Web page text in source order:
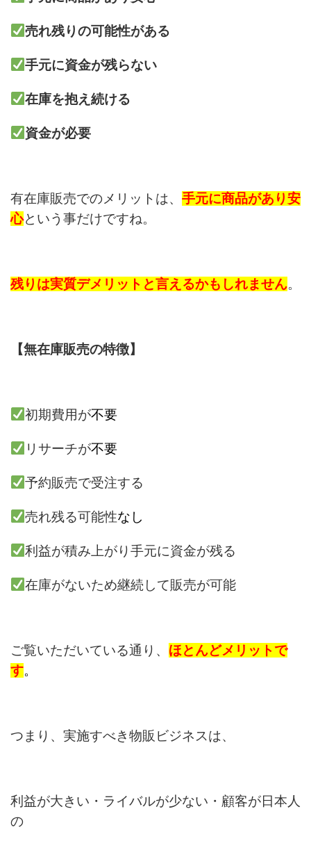
売れ残りの可能性がある
手元に資金が残らない
在庫を抱え続ける
資金が必要
有在庫販売でのメリットは、 手元に商品があり安
心という事だけですね。
残りは実質デメリットと言えるかもしれません。
【無在庫販売の特徴】
初期費用が不要
リサーチが不要
予約販売で受注する
売れ残る可能性なし
利益が積み上がり手元に資金が残る
在庫がないため継続して販売が可能
ご覧いただいている通り、 ほとんどメリットで
す。
つまり、実施すべき物販ビジネスは、
利益が大きい・ライバルが少ない・顧客が日本人
の